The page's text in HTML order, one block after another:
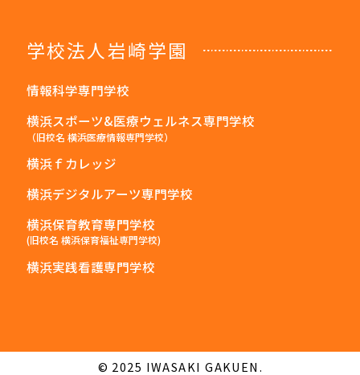
学校法人岩崎学園
情報科学専門学校
横浜スポーツ&医療ウェルネス専門学校
（旧校名 横浜医療情報専門学校）
横浜ｆカレッジ
横浜デジタルアーツ専門学校
横浜保育教育専門学校
(旧校名 横浜保育福祉専門学校)
横浜実践看護専門学校
© 2025 IWASAKI GAKUEN.